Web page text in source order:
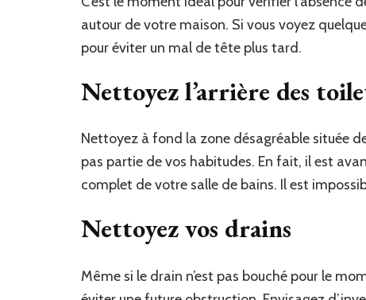
autour de votre maison. Si vous voyez
pour éviter un mal de tête plus tard.
Nettoyez l’arrière des
Nettoyez à fond la zone désagréable située
pas partie de vos habitudes. En fait, il est
complet de votre salle de bains. Il est
Nettoyez vos drains
Même si le drain n’est pas bouché pour le